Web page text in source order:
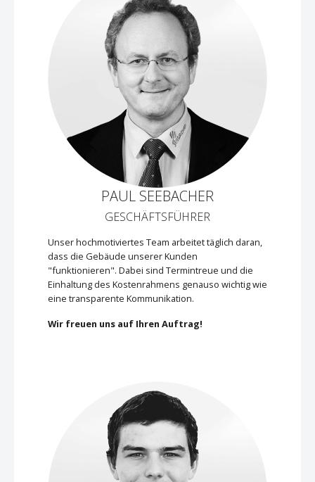
PAUL SEEBACHER
GESCHÄFTSFÜHRER
Unser hochmotiviertes Team arbeitet täglich daran,
dass die Gebäude unserer Kunden
"funktionieren". Dabei sind Termintreue und die
Einhaltung des Kostenrahmens genauso wichtig wie
eine transparente Kommunikation.
Wir freuen uns auf Ihren Auftrag!